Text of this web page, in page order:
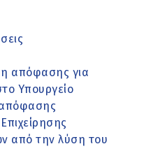
απόφασης για
Υπουργείο
από την λύση του